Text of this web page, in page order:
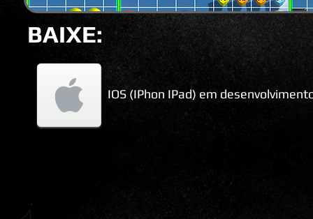
BAIXE:
IOS (IPhon IPad) em